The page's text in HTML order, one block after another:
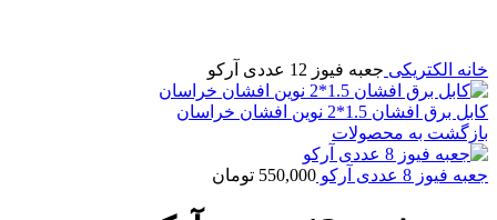
خانه الکتریکی جعبه فیوز 12 عددی آرکو
کابل برق افشان 1.5*2 نوین افشان خراسان
بازگشت به محصولات
جعبه فیوز 8 عددی آرکو 550,000 تومان